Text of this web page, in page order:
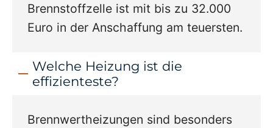
Brennstoffzelle ist mit bis zu 32.000
Euro in der Anschaffung am teuersten.
Welche Heizung ist die
effizienteste?
Brennwertheizungen sind besonders